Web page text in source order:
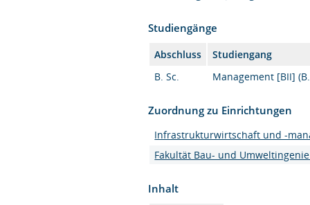
Studiengänge
Abschluss
Studiengang
B. Sc.
Management [BII]
Zuordnung zu Einrichtungen
Infrastrukturwirtschaft und -
Fakultät Bau- und
Inhalt